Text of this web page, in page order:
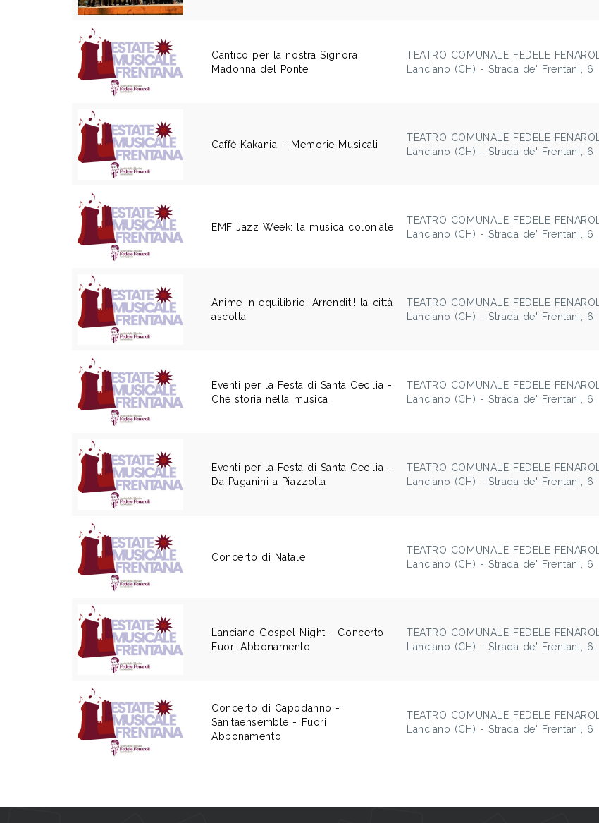
Cantico per la nostra Signora
Madonna del Ponte
TEATRO COMUNALE FEDELE
Lanciano (CH) - Strada de' Frentani, 6
Caffè Kakania – Memorie Musicali
TEATRO COMUNALE FEDELE
Lanciano (CH) - Strada de' Frentani, 6
EMF Jazz Week: la musica coloniale
TEATRO COMUNALE FEDELE
Lanciano (CH) - Strada de' Frentani, 6
Anime in equilibrio: Arrenditi! la città
ascolta
TEATRO COMUNALE FEDELE
Lanciano (CH) - Strada de' Frentani, 6
Eventi per la Festa di Santa Cecilia -
Che storia nella musica
TEATRO COMUNALE FEDELE
Lanciano (CH) - Strada de' Frentani, 6
Eventi per la Festa di Santa Cecilia –
Da Paganini a Piazzolla
TEATRO COMUNALE FEDELE
Lanciano (CH) - Strada de' Frentani, 6
Concerto di Natale
TEATRO COMUNALE FEDELE
Lanciano (CH) - Strada de' Frentani, 6
Lanciano Gospel Night - Concerto
Fuori Abbonamento
TEATRO COMUNALE FEDELE
Lanciano (CH) - Strada de' Frentani, 6
Concerto di Capodanno -
Sanitaensemble - Fuori
Abbonamento
TEATRO COMUNALE FEDELE
Lanciano (CH) - Strada de' Frentani, 6